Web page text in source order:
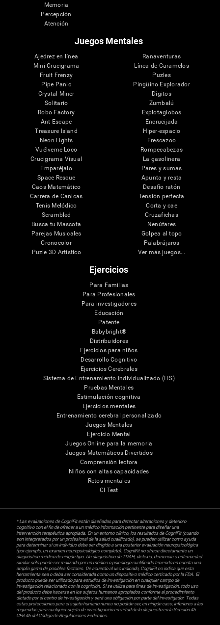
Memoria
Percepción
Atención
Juegos Mentales
Ajedrez en línea
Mini Crucigrama
Fruit Frenzy
Pipe Panic
Crystal Miner
Solitario
Robo Factory
Ant Escape
Treasure Island
Neon Lights
Vuélveme Loco
Crucigrama Visual
Emparéjalo
Space Rescue
Caos Matemático
Carrera de Canicas
Tenis Melódico
Scrambled
Busca tu Mascota
Parejas Musicales
Cronocolor
Puzle 3D Artístico
Ranaventuras
Línea de Caramelos
Puzles
Pingüino Explorador
Dígitos
Zumbalú
Explotaglobos
Encrucijada
Hiper-espacio
Frescazoo
Rompecabezas
La gasolinera
Pares y sumas
Apunta y resta
Desafío ratón
Tensión perfecta
Corta y cae
Cruzafichas
Nenúfares
Golpea al topo
Palabrájaros
Ver más juegos...
Ejercicios
Para Familias
Para Profesionales
Para investigadores
Educación
Patente
Babybright®
Distribuidores
Ejercicios para niños
Desarrollo Cognitivo
Ejercicios Cerebrales
Sistema de Entrenamiento Individualizado (ITS)
Pruebas Mentales
Estimulación cognitiva
Ejercicios mentales
Entrenamiento cerebral personalizado
Juegos Mentales
Ejercicio Mental
Juegos Online para la memoria
Juegos Matemáticos Divertidos
Comprensión lectora
Niños con altas capacidades
Retos mentales
CI Test
* Las evaluaciones de CogniFit están diseñadas para detectar alteraciones y deterioro
cognitivo con el fin de ofrecer a un médico información pertinente para diseñar una
intervención terapéutica apropiada. En un entorno clínico, los resultados de CogniFit (cuando
son interpretados por un profesional de la salud cualificado), se pueden utilizar como ayuda
para determinar si un individuo debe ser dirigido a una posterior evaluación neuropsicológica
(por ejemplo, un examen neuropsicológico completo). CogniFit no ofrece directamente un
diagnóstico médico de ningún tipo. Un diagnóstico de TDAH, dislexia, demencia o enfermedad
similar sólo puede ser realizada por un médico o psicólogo cualificado teniendo en cuenta una
amplia gama de posibles factores. De acuerdo al uso indicado, CogniFit no indica que esta
herramienta sea o deba ser considerada como un dispositivo médico certicado por la FDA. El
producto puede ser utilizado para estudios de investigación en cualquier campo de
investigación relacionado con la cognición. Si se utiliza para fines de investigación, todo uso
del producto debe hacerse en los sujetos humanos apropiados conforme al procedimiento
dictado por el centro de investigación y será una obligación por parte del investigador. Todas
estas protecciones para el sujeto humano nunca no podrán ser, en ningún caso, inferiores a las
requeridas para cualquier sujeto de investigación en virtud de lo dispuesto en la Sección 45
CFR 46 del Código de Regulaciones Federales.